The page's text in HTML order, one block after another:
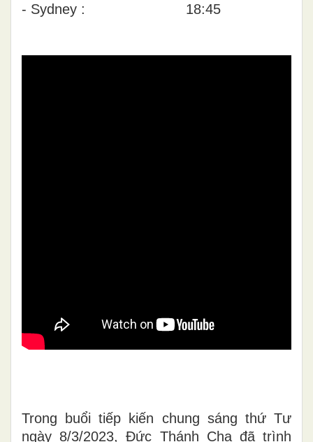
- Sydney : 18:45
Trong buổi tiếp kiến chung sáng thứ Tư
ngày 8/3/2023, Đức Thánh Cha đã trình